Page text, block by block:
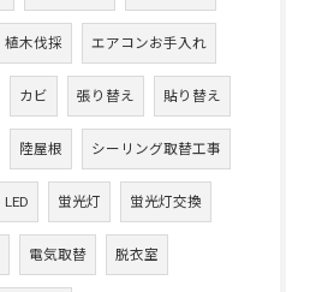
植木伐採 エアコンお手入れ
カビ 張り替え 貼り替え
陸屋根 シーリング取替工事
LED 蛍光灯 蛍光灯交換
電気取替 脱衣室